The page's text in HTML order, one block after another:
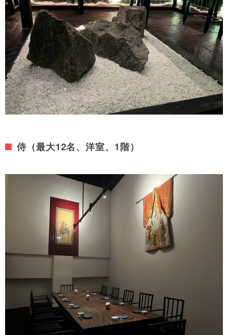
侍（最大12名、洋室、1階）